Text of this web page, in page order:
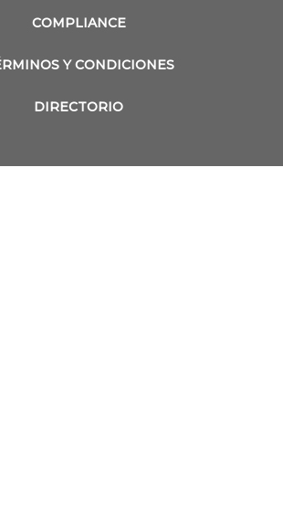
COMPLIANCE
Y CONDICIONES
DIRECTORIO